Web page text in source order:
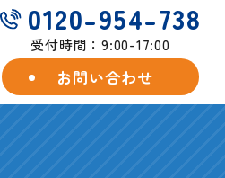
0120-954-738
受付時間：9:00-17:00
お問い合わせ